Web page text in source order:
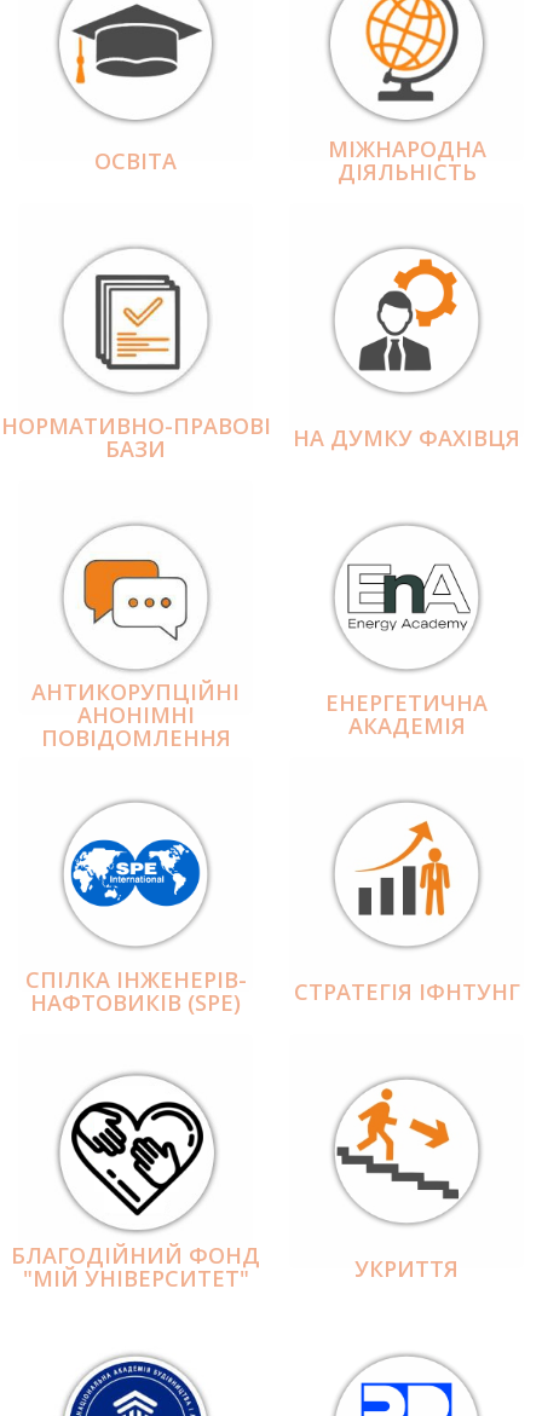
ОСВІТА МІЖНАРОДНА
ДІЯЛЬНІCТЬ
НОРМАТИВНО-ПРАВОВІ
БАЗИ НА ДУМКУ ФАХІВЦЯ
АНТИКОРУПЦІЙНІ
АНОНІМНІ
ПОВІДОМЛЕННЯ
ЕНЕРГЕТИЧНА
АКАДЕМІЯ
СПІЛКА ІНЖЕНЕРІВ-
НАФТОВИКІВ (SPE) СТРАТЕГІЯ ІФНТУНГ
БЛАГОДІЙНИЙ ФОНД
"МІЙ УНІВЕРСИТЕТ" УКРИТТЯ